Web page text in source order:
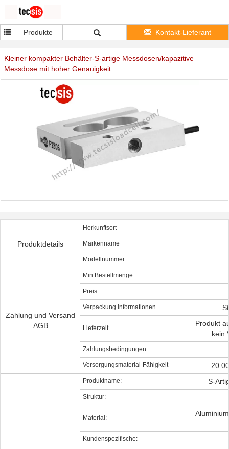
Produkte Kontakt-Lieferant
Kleiner kompakter Behälter-S-artige Messdosen/kapazitive
Messdose mit hoher Genauigkeit
Produktdetails
Herkunftsort
Markenname
Modellnummer
Zahlung und Versand
AGB
Min Bestellmenge
Preis
Verpackung Informationen
Lieferzeit
Produkt
kein
Zahlungsbedingungen
Versorgungsmaterial-Fähigkeit
Produktname: S-
Struktur:
Material:
Kundenspezifische: